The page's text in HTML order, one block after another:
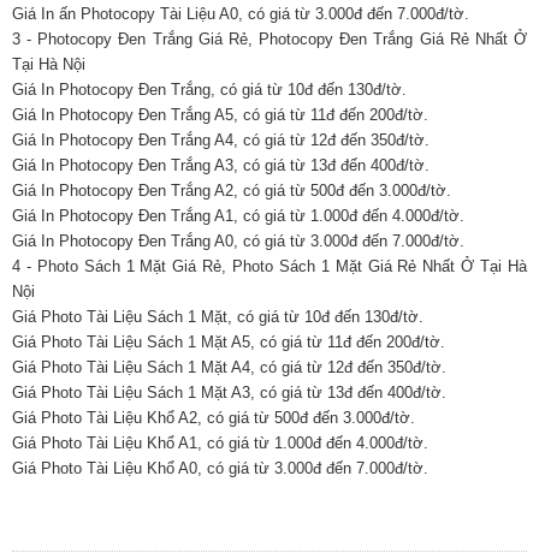
Giá In ấn Photocopy Tài Liệu A0, có giá từ 3.000đ đến 7.000đ/tờ.
3 - Photocopy Đen Trắng Giá Rẻ, Photocopy Đen Trắng Giá Rẻ Nhất Ở
Tại Hà Nội
Giá In Photocopy Đen Trắng, có giá từ 10đ đến 130đ/tờ.
Giá In Photocopy Đen Trắng A5, có giá từ 11đ đến 200đ/tờ.
Giá In Photocopy Đen Trắng A4, có giá từ 12đ đến 350đ/tờ.
Giá In Photocopy Đen Trắng A3, có giá từ 13đ đến 400đ/tờ.
Giá In Photocopy Đen Trắng A2, có giá từ 500đ đến 3.000đ/tờ.
Giá In Photocopy Đen Trắng A1, có giá từ 1.000đ đến 4.000đ/tờ.
Giá In Photocopy Đen Trắng A0, có giá từ 3.000đ đến 7.000đ/tờ.
4 - Photo Sách 1 Mặt Giá Rẻ, Photo Sách 1 Mặt Giá Rẻ Nhất Ở Tại Hà
Nội
Giá Photo Tài Liệu Sách 1 Mặt, có giá từ 10đ đến 130đ/tờ.
Giá Photo Tài Liệu Sách 1 Mặt A5, có giá từ 11đ đến 200đ/tờ.
Giá Photo Tài Liệu Sách 1 Mặt A4, có giá từ 12đ đến 350đ/tờ.
Giá Photo Tài Liệu Sách 1 Mặt A3, có giá từ 13đ đến 400đ/tờ.
Giá Photo Tài Liệu Khổ A2, có giá từ 500đ đến 3.000đ/tờ.
Giá Photo Tài Liệu Khổ A1, có giá từ 1.000đ đến 4.000đ/tờ.
Giá Photo Tài Liệu Khổ A0, có giá từ 3.000đ đến 7.000đ/tờ.